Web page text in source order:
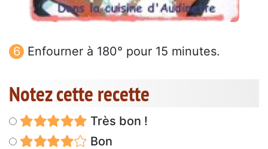
Enfourner à 180° pour 15 minutes.
Notez cette recette
Très bon !
Bon